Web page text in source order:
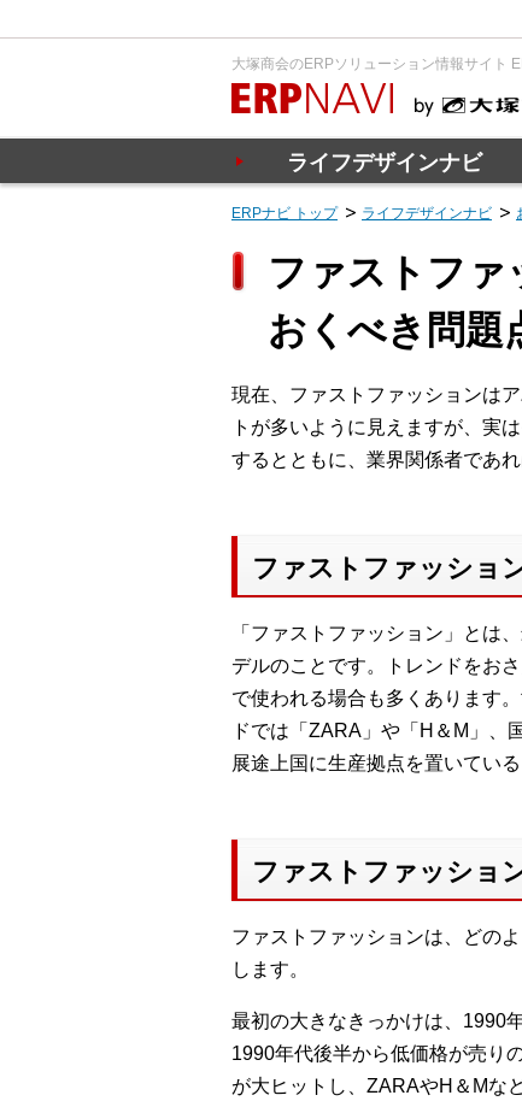
大塚商会のERPソリューション情報サイト
ライフデザインナビ
ERPナビ トップ ライフデザインナビ
ファストファ
おくべき問題
現在、ファストファッションは
トが多いように見えますが、実
するとともに、業界関係者であ
ファストファッショ
「ファストファッション」とは
デルのことです。トレンドをお
で使われる場合も多くあります
ドでは「ZARA」や「H＆M」、
展途上国に生産拠点を置いてい
ファストファッショ
ファストファッションは、どの
します。
最初の大きなきっかけは、1990
1990年代後半から低価格が売り
が大ヒットし、ZARAやH＆Mな